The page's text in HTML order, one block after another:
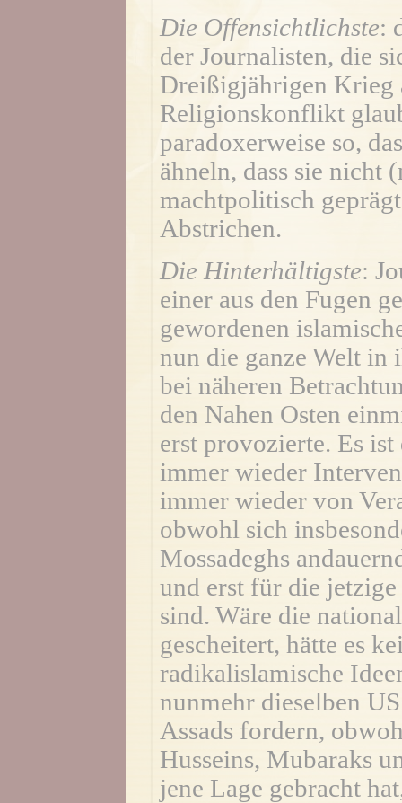
Die Offensichtlichste:
der Journalisten, die
Dreißigjährigen Krieg
Religionskonflikt
paradoxerweise so,
ähneln, dass sie nicht
machtpolitisch
Abstrichen.
Die Hinterhältigste:
einer aus den Fugen
gewordenen
nun die ganze Welt
bei näheren
den Nahen Osten
erst provozierte. Es
immer wieder
immer wieder von
obwohl sich
Mossadeghs
und erst für die
sind. Wäre die
gescheitert, hätte es
radikalislamische
nunmehr dieselben
Assads fordern,
Husseins, Mubaraks
jene Lage gebracht